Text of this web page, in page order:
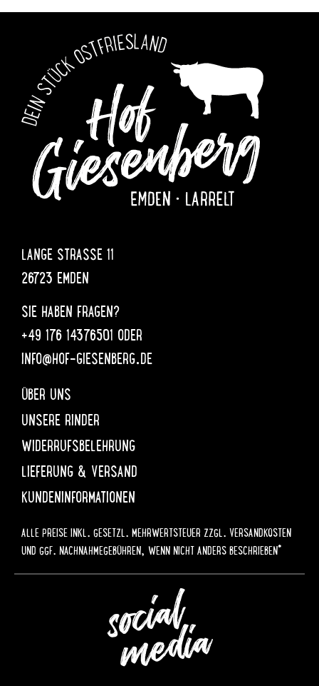
LANGE STRASSE 11
26723 EMDEN
SIE HABEN FRAGEN?
+49 176 14376501 ODER
INFO@HOF-GIESENBERG.DE
ÜBER UNS
UNSERE RINDER
WIDERRUFSBELEHRUNG
LIEFERUNG & VERSAND
KUNDENINFORMATIONEN
ALLE PREISE INKL. GESETZL. MEHRWERTSTEUER ZZGL. VERSANDKOSTEN
UND GGF. NACHNAHMEGEBÜHREN, WENN NICHT ANDERS BESCHRIEBEN*
social
media